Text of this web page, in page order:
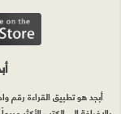
أبجد هو تطبيق القراءة رقم